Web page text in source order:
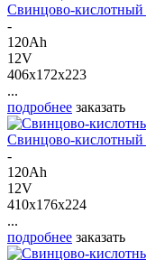
Свинцово-кислотный
-
120Ah
12V
406x172x223
...
подробнее заказать
Свинцово-кислотный
-
120Ah
12V
410x176x224
...
подробнее заказать